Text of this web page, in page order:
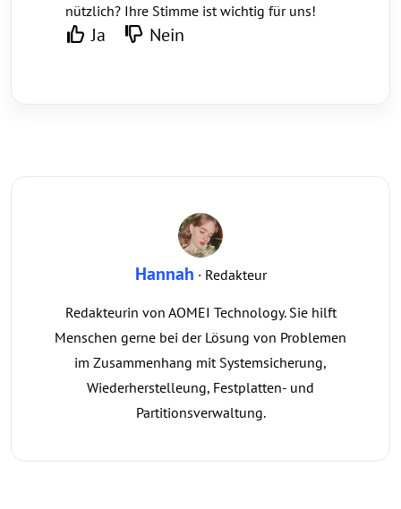
nützlich? Ihre Stimme ist wichtig für uns!
Ja Nein
Hannah · Redakteur
Redakteurin von AOMEI Technology. Sie hilft
Menschen gerne bei der Lösung von Problemen
im Zusammenhang mit Systemsicherung,
Wiederherstelleung, Festplatten- und
Partitionsverwaltung.